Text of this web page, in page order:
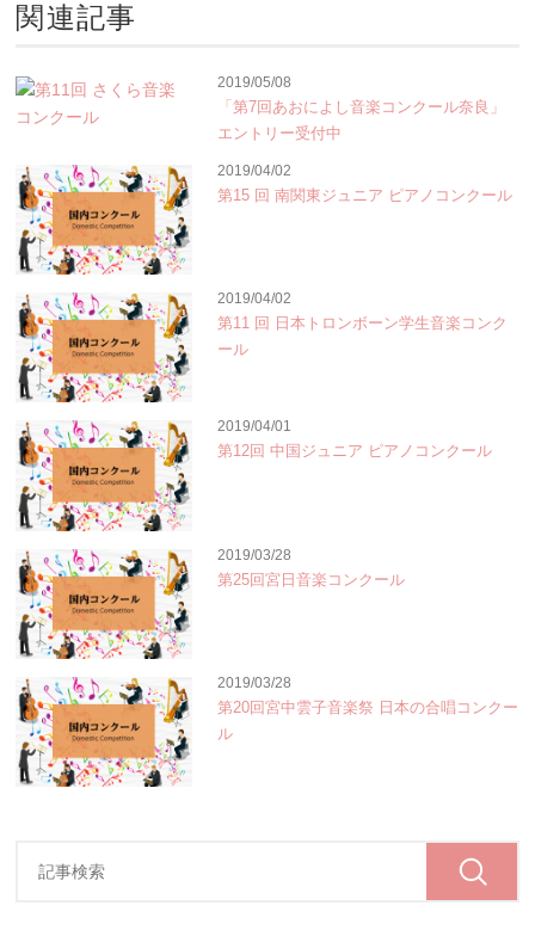
関連記事
2019/05/08
「第7回あおによし音楽コンクール奈良」
エントリー受付中
2019/04/02
第15 回 南関東ジュニア ピアノコンクール
2019/04/02
第11 回 日本トロンボーン学生音楽コンク
ール
2019/04/01
第12回 中国ジュニア ピアノコンクール
2019/03/28
第25回宮日音楽コンクール
2019/03/28
第20回宮中雲子音楽祭 日本の合唱コンクー
ル